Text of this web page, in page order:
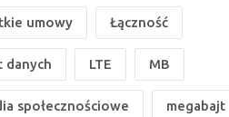
umowy Łączność
danych LTE MB
społecznościowe megabajt